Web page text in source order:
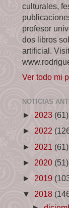
culturales,
profesor
dos libros
artificial.
Ver todo mi
NOTICIAS
► 2023 (61)
► 2022
► 2021 (61)
► 2020 (51)
► 2019
▼ 2018